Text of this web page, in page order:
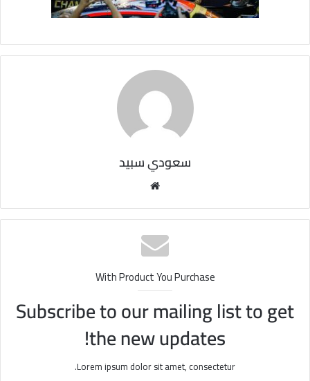
سعودي سبيد
الوي
ب
With Product You Purchase
Subscribe to our mailing list to get
the new updates!
Lorem ipsum dolor sit amet, consectetur.